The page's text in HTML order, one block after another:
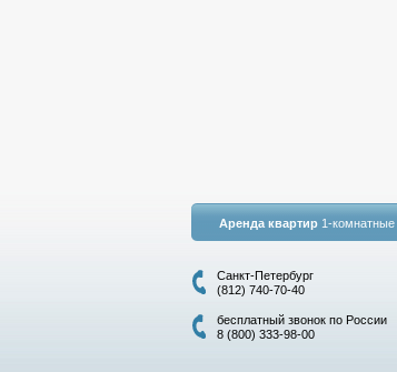
Аренда квартир 1-комнатные
Санкт-Петербург
(812) 740-70-40
бесплатный звонок по России
8 (800) 333-98-00